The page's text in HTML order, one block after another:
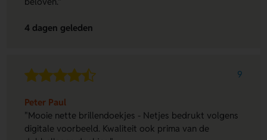
4 dagen geleden
9
Peter Paul
"Mooie nette brillendoekjes - Netjes bedrukt volgens
digitale voorbeeld. Kwaliteit ook prima van de